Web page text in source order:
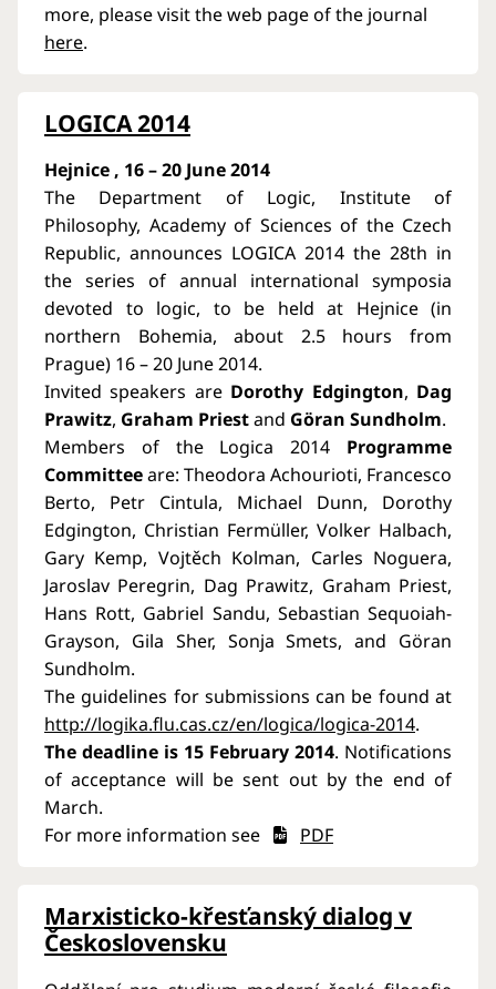
more, please visit the web page of the journal
here.
LOGICA 2014
Hejnice , 16 – 20 June 2014
The Department of Logic, Institute of
Philosophy, Academy of Sciences of the Czech
Republic, announces LOGICA 2014 the 28th in
the series of annual international symposia
devoted to logic, to be held at Hejnice (in
northern Bohemia, about 2.5 hours from
Prague) 16 – 20 June 2014.
Invited speakers are Dorothy Edgington, Dag
Prawitz, Graham Priestand Göran Sundholm.
Members of the Logica 2014 Programme
Committeeare: Theodora Achourioti, Francesco
Berto, Petr Cintula, Michael Dunn, Dorothy
Edgington, Christian Fermüller, Volker Halbach,
Gary Kemp, Vojtěch Kolman, Carles Noguera,
Jaroslav Peregrin, Dag Prawitz, Graham Priest,
Hans Rott, Gabriel Sandu, Sebastian Sequoiah-
Grayson, Gila Sher, Sonja Smets, and Göran
Sundholm.
The guidelines for submissions can be found at
http://logika.flu.cas.cz/en/logica/logica-2014.
The deadline is 15 February 2014. Notifications
of acceptance will be sent out by the end of
March.
For more information see
PDF
Marxisticko-křesťanský dialog v
Československu